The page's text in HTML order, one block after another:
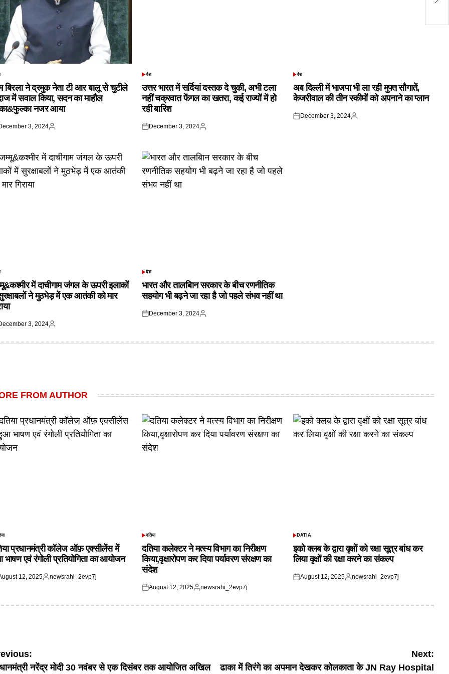
बिरला ने द्रमुक नेता टी आर बालू से चुटीले
में सवाल किया, सदन का माहौल
नजर आया
3, 2024
Posted
POSTED
देश
उत्तर भारत में सर्दियां दस्तक दे चुकी, अभी टला
नहीं चक्रवात फेंगल का खतरा, कई राज्यों में हो
रही बारिश
Posted
December 3, 2024
Posted
POSTED
देश
अब दिल्ली में भाजपा भी ला रही मुफ्त सौगातें,
केजरीवाल की तीन स्कीमों को अपनाने का प्लान
Posted
December 3, 2024
Posted
में दाचीगाम जंगल के ऊपरी इलाकों
ने मुठभेड़ में एक आतंकी को मार
3, 2024
Posted
POSTED
देश
भारत और तालबिान सरकार के बीच रणनीतिक
सहयोग भी बढ़ने जा रहा है जो पहले संभव नहीं था
Posted
December 3, 2024
Posted
FROM AUTHOR
प्रधानमंत्री कॉलेज ऑफ़ एक्सीलेंस में
एवं रंगोली प्रतियोगिता का आयोजन
12, 2025
Posted
newsrahi_2evp7j
POSTED
दतिया
दतिया कलेक्टर ने मत्स्य विभाग का निरीक्षण
किया,वृक्षारोपण कर दिया पर्यावरण संरक्षण का
संदेश
Posted
August 12, 2025
Posted
newsrahi_2evp7j
POSTED
DATIA
इको क्लब के द्वारा वृक्षों को रक्षा सूत्र बांध कर
लिया वृक्षों की रक्षा करने का संकल्प
Posted
August 12, 2025
Posted
newsrahi_2evp7j
नरेंद्र मोदी 30 नवंबर से एक दिसंबर तक आयोजित अखिल
Next:
ढाका में तिरंगे का अपमान देखकर कोलकाता के JN Ray Hospital